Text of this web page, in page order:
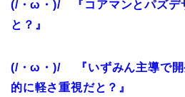
(/・ω・)/ 『コアマンとパズデ
と？』
(/・ω・)/ 『いずみん主導で開
的に軽さ重視だと？』